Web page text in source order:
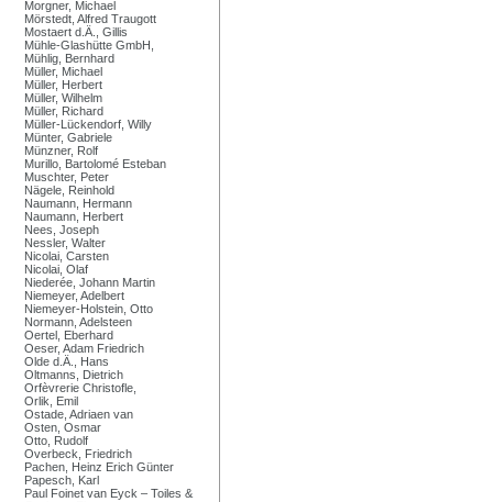
Morgner, Michael
Mörstedt, Alfred Traugott
Mostaert d.Ä., Gillis
Mühle-Glashütte GmbH,
Mühlig, Bernhard
Müller, Michael
Müller, Herbert
Müller, Wilhelm
Müller, Richard
Müller-Lückendorf, Willy
Münter, Gabriele
Münzner, Rolf
Murillo, Bartolomé Esteban
Muschter, Peter
Nägele, Reinhold
Naumann, Hermann
Naumann, Herbert
Nees, Joseph
Nessler, Walter
Nicolai, Carsten
Nicolai, Olaf
Niederée, Johann Martin
Niemeyer, Adelbert
Niemeyer-Holstein, Otto
Normann, Adelsteen
Oertel, Eberhard
Oeser, Adam Friedrich
Olde d.Ä., Hans
Oltmanns, Dietrich
Orfèvrerie Christofle,
Orlik, Emil
Ostade, Adriaen van
Osten, Osmar
Otto, Rudolf
Overbeck, Friedrich
Pachen, Heinz Erich Günter
Papesch, Karl
Paul Foinet van Eyck – Toiles &